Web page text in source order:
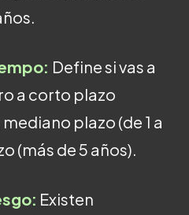
Define si vas a
a corto plazo
plazo (de 1 a
(más de 5 años).
Existen